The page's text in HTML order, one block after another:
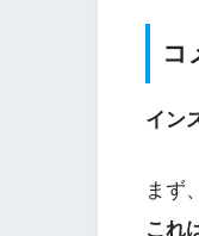
コ
イン
まず
これ